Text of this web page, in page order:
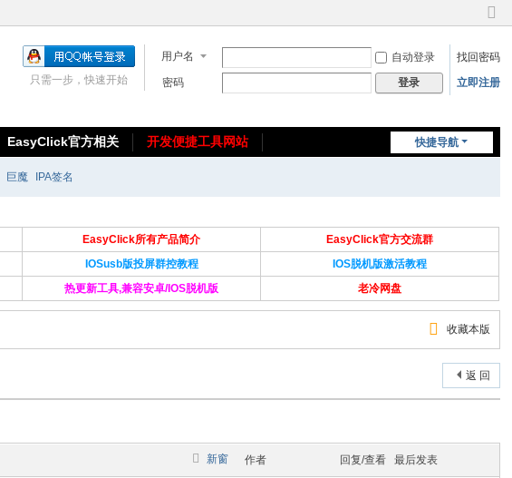
切
到
窄
用户名 自动登录
找回密码
密码
登录 立即注册
只需一步，快速开始
快捷导航
EasyClick官方相关
开发便捷工具网站
巨魔 IPA签名
EasyClick所有产品简介
EasyClick官方交流群
IOSusb版投屏群控教程
IOS脱机版激活教程
热更新工具,兼容安卓/IOS脱机版 老冷网盘
收藏本版
返 回
新窗 作者 回复/查看 最后发表